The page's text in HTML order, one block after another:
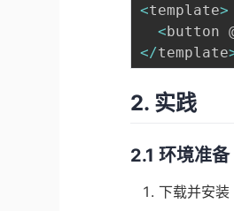
<template>
<button
</template
2. 实践
2.1 环境准备
下载并安